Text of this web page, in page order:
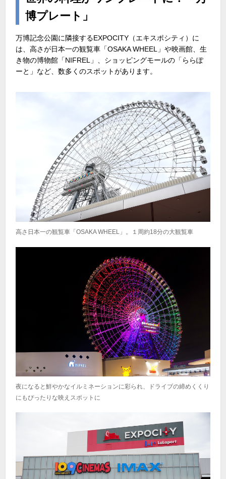
博プレート」
万博記念公園に隣接するEXPOCITY（エキスポシティ）に
は、高さが日本一の観覧車「OSAKA WHEEL」や映画館、生
き物の博物館「NIFREL」、ショッピングモールの「ららぽ
ーと」など、数多くのスポットがあります。
高さ日本一の観覧車「OSAKA WHEEL」。１周約18分の大観覧車
夜になると鮮やかなイルミネーションに彩られ、ドライブの締めくくり
にもぴったりな映えスポットに